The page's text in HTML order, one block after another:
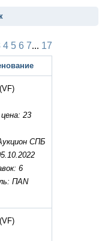
4 5 6 7... 17
(VF)
23
СПБ
6
ПАN
(VF)